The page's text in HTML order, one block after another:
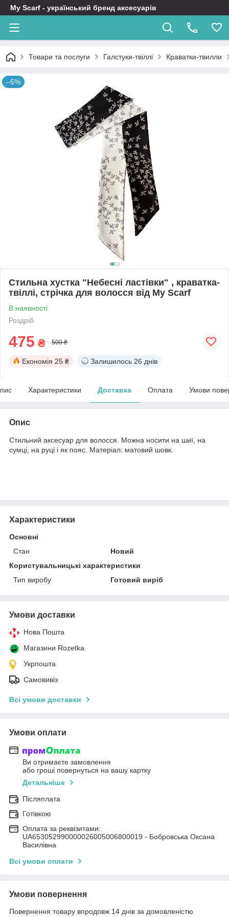
My Scarf - український бренд аксесуарів
Товари та послуги Галстуки-твіллі Краватки-твилли
–5%
Стильна хустка "Небесні ластівки" , краватка-
твіллі, стрічка для волосся від My Scarf
В наявності
Роздріб
475 ₴ 500 ₴
Економія 25 ₴ Залишилось 26 днів
Характеристики Доставка Оплата Умови
Опис
Стильний аксесуар для волосся. Можна носити на шиї, на
сумці, на руці і як пояс. Матеріал: матовий шовк.
Характеристики
Основні
Стан
Новий
Користувальницькі характеристики
Тип виробу
Готовий виріб
Умови доставки
Нова Пошта
Магазини Rozetka
Укрпошта
Самовивіз
Всі умови доставки
Умови оплати
Ви отримаєте замовлення
або гроші повернуться на вашу картку
Детальніше
Післяплата
Готівкою
Оплата за реквізитами:
UA653052990000026005006800019 - Бобровська Оксана
Василівна
Всі умови оплати
Умови повернення
Повернення товару впродовж 14 днів за домовленістю